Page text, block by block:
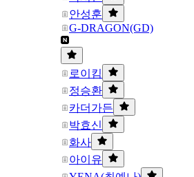
안성훈
G-DRAGON(GD)
로이킴
정승환
카더가든
박효신
화사
아이유